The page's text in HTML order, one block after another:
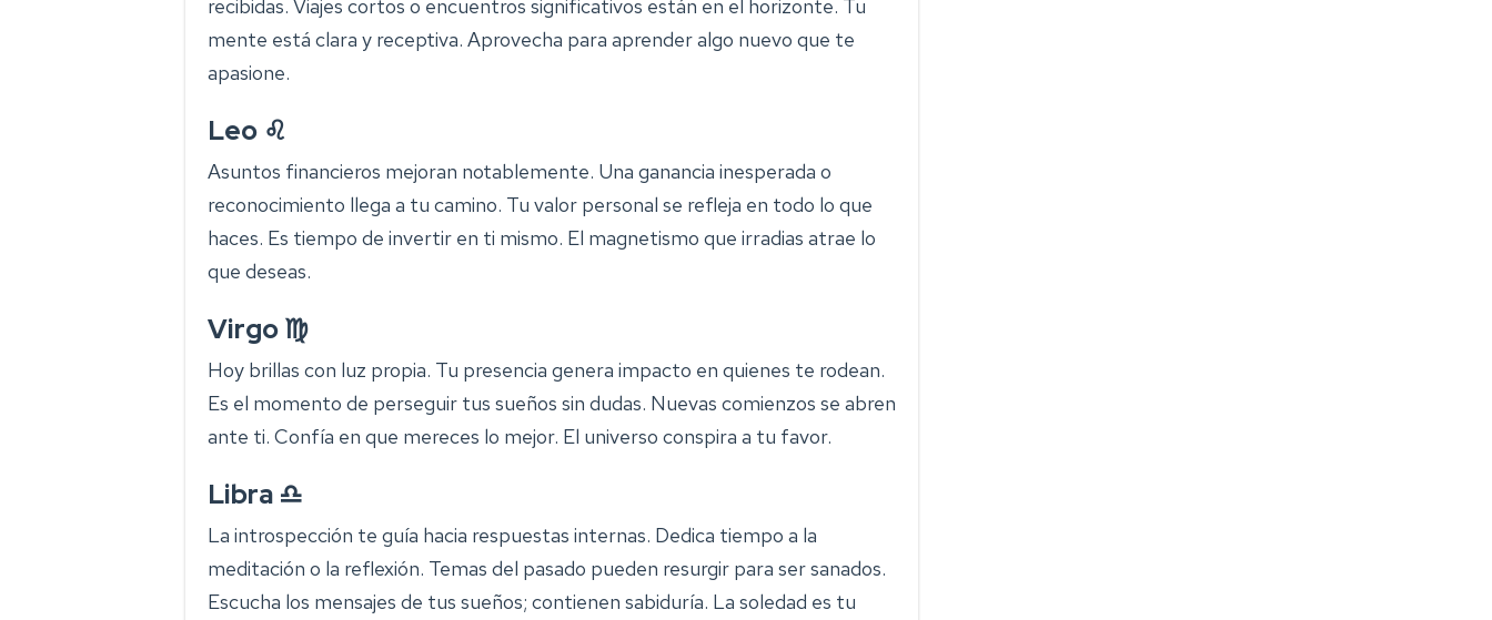
recibidas. Viajes cortos o encuentros significativos están en el horizonte. Tu
mente está clara y receptiva. Aprovecha para aprender algo nuevo que te
apasione.
Leo ♌
Asuntos financieros mejoran notablemente. Una ganancia inesperada o
reconocimiento llega a tu camino. Tu valor personal se refleja en todo lo que
haces. Es tiempo de invertir en ti mismo. El magnetismo que irradias atrae lo
que deseas.
Virgo ♍
Hoy brillas con luz propia. Tu presencia genera impacto en quienes te rodean.
Es el momento de perseguir tus sueños sin dudas. Nuevas comienzos se abren
ante ti. Confía en que mereces lo mejor. El universo conspira a tu favor.
Libra ♎
La introspección te guía hacia respuestas internas. Dedica tiempo a la
meditación o la reflexión. Temas del pasado pueden resurgir para ser sanados.
Escucha los mensajes de tus sueños; contienen sabiduría. La soledad es tu